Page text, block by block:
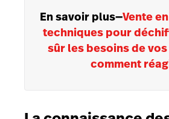
En savoir plus—Vente
techniques pour
sûr les besoins de
comment